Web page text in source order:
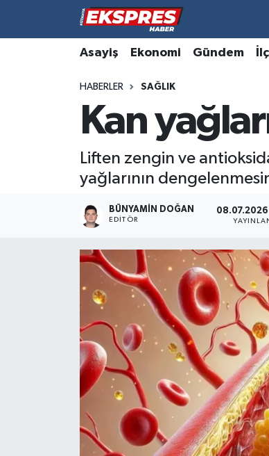
Asayiş Ekonomi Gündem
HABERLER SAĞLIK
Kan
Liften zengin ve
yağlarının
BÜNYAMIN DOĞAN
EDITÖR
08.07.2026
Altıntaş
Aslanapa
Biyografiler
Çavdarhisar
Domaniç
Dumlupınar
Hava Durumu
Trafik Durumu
Süper Lig Puan Durumu ve Fikstür
Tüm Manşetler
Haber Arşivi